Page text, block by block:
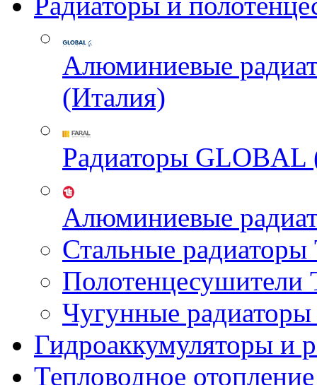
Алюминиевые
(Италия)
Радиаторы GLOBAL
Алюминиевые
Стальные
Чугунные
Гидроаккумуляторы и
Тепловодное